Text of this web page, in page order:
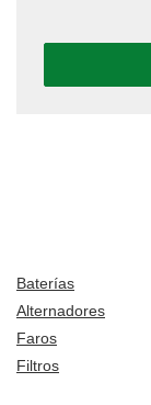
Baterías
Alternadores
Faros
Filtros